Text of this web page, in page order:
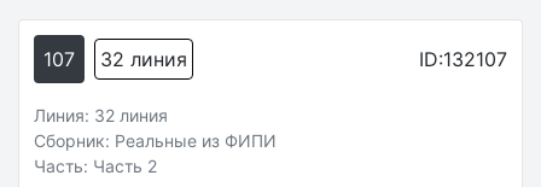
107 32 линия ID:132107
Линия: 32 линия
Сборник: Реальные из ФИПИ
Часть: Часть 2